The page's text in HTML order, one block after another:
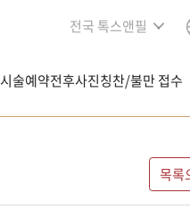
전국 톡스앤필
시술예약전후사진칭찬/불만 접수
목록